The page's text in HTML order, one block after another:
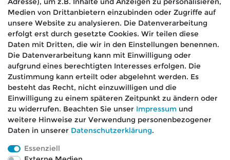
Absenden
🚚 Schneller Versand
📦 Kostenloser Versand ab 75 €
📞 Kostenlose Beratung per Telefon &
WhatsApp
Medien von Drittanbietern einzubinden oder Zugriffe auf
unsere Website zu analysieren. Die Datenverarbeitung
erfolgt erst durch gesetzte Cookies. Wir teilen diese
Daten mit Dritten, die wir in den Einstellungen benennen.
Die Datenverarbeitung kann mit Einwilligung oder
aufgrund eines berechtigten Interesses erfolgen. Die
Zustimmung kann erteilt oder abgelehnt werden. Es
besteht das Recht, nicht einzuwilligen und die
Einwilligung zu einem späteren Zeitpunkt zu ändern oder
zu widerrufen. Beachten Sie unser Impressum und
weitere Hinweise zur Verwendung personenbezogener
Daten in unserer Daten­schutz­erklärung.
Essenziell